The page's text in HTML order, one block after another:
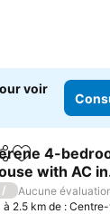
voir
Ajouter à
4-
with AC in
Locust
/
Aucune
à 2.5 km de :